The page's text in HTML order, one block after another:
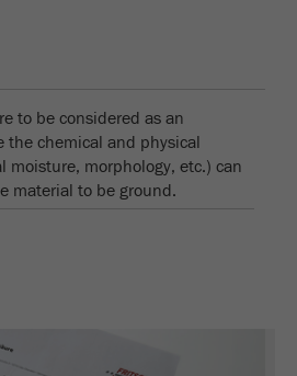
_ym_uid
to be considered as an
the chemical and physical
moisture, morphology, etc.) can
material to be ground.